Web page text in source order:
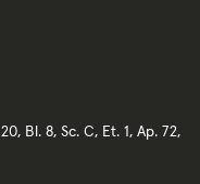
Bl. 8, Sc. C, Et. 1, Ap. 72,